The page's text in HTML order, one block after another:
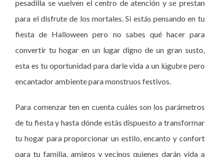
pesadilla se vuelven el centro de atención y se prestan
para el disfrute de los mortales. Si estás pensando en tu
fiesta de Halloween pero no sabes qué hacer para
convertir tu hogar en un lugar digno de un gran susto,
esta es tu oportunidad para darle vida a un lúgubre pero
encantador ambiente para monstruos festivos.
Para comenzar ten en cuenta cuáles son los parámetros
de tu fiesta y hasta dónde estás dispuesto a transformar
tu hogar para proporcionar un estilo, encanto y confort
para tu familia, amigos y vecinos quienes darán vida a